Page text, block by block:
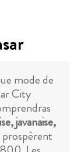
mode de
City
javanaise,